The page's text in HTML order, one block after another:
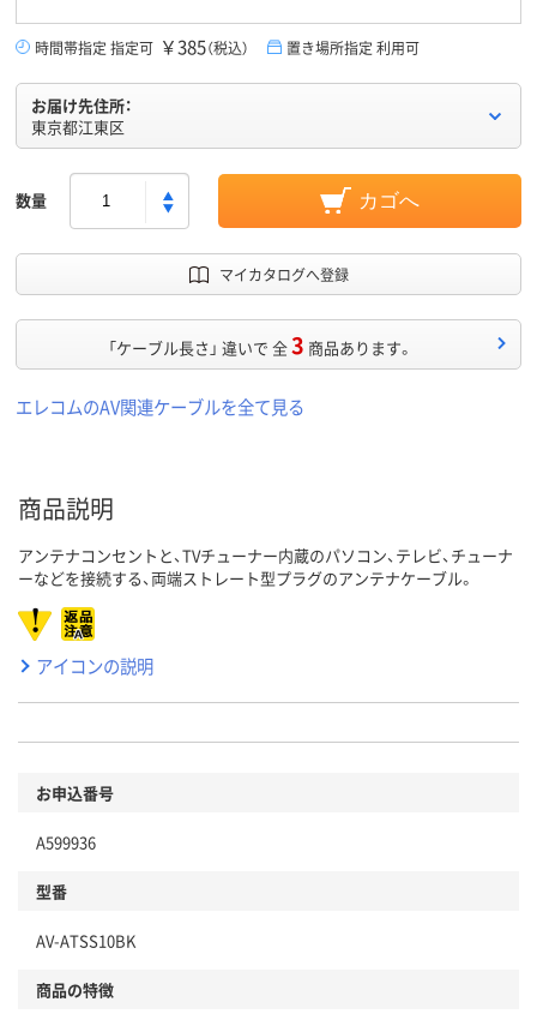
時間帯指定 指定可 ￥385（税込） 置き場所指定 利用可
お届け先住所：
東京都江東区
数量 カゴへ
マイカタログへ登録
「ケーブル長さ」 違いで 全3 商品あります。
エレコムのAV関連ケーブルを全て見る
商品説明
アンテナコンセントと、TVチューナー内蔵のパソコン、テレビ、チューナ
ーなどを接続する、両端ストレート型プラグのアンテナケーブル。
アイコンの説明
お申込番号
A599936
型番
AV-ATSS10BK
商品の特徴